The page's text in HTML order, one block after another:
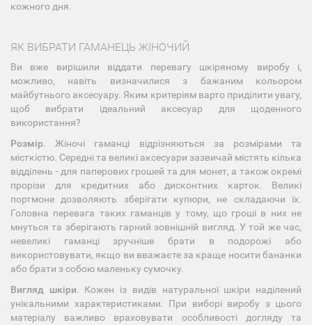
кожного дня.
ЯК ВИБРАТИ ГАМАНЕЦЬ ЖІНОЧИЙ
Ви вже вирішили віддати перевагу шкіряному виробу і,
можливо, навіть визначилися з бажаним кольором
майбутнього аксесуару. Яким критеріям варто приділити увагу,
щоб вибрати ідеальний аксесуар для щоденного
використання?
Розмір. Жіночі гаманці відрізняються за розмірами та
місткістю. Середні та великі аксесуари зазвичай містять кілька
відділень - для паперових грошей та для монет, а також окремі
прорізи для кредитних або дисконтних карток. Великі
портмоне дозволяють зберігати купюри, не складаючи їх.
Головна перевага таких гаманців у тому, що гроші в них не
мнуться та зберігають гарний зовнішній вигляд. У той же час,
невеликі гаманці зручніше брати в подорожі або
використовувати, якщо ви вважаєте за краще носити бананки
або брати з собою маленьку сумочку.
Вигляд шкіри. Кожен із видів натуральної шкіри наділений
унікальними характеристиками. При виборі виробу з цього
матеріалу важливо враховувати особливості догляду та